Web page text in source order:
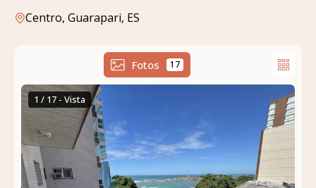
Centro, Guarapari, ES
Fotos 17
1 / 17 - Vista